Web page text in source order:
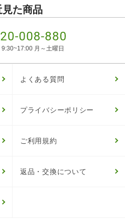
見た商品
月～土曜日
よくある質問
プライバシーポリシー
ご利用規約
返品・交換について